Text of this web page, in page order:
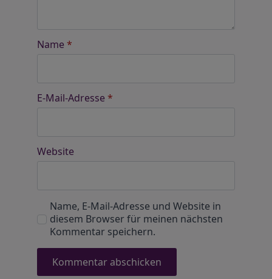
Name *
E-Mail-Adresse *
Website
Name, E-Mail-Adresse und Website in
diesem Browser für meinen nächsten
Kommentar speichern.